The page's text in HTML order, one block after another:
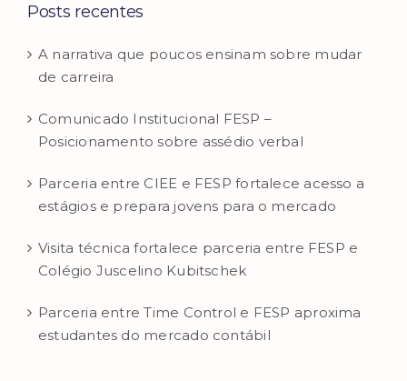
Posts recentes
A narrativa que poucos ensinam sobre mudar
de carreira
Comunicado Institucional FESP –
Posicionamento sobre assédio verbal
Parceria entre CIEE e FESP fortalece acesso a
estágios e prepara jovens para o mercado
Visita técnica fortalece parceria entre FESP e
Colégio Juscelino Kubitschek
Parceria entre Time Control e FESP aproxima
estudantes do mercado contábil